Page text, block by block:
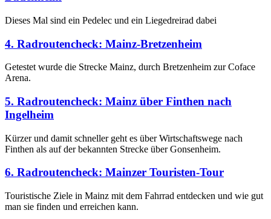
Dieses Mal sind ein Pedelec und ein Liegedreirad dabei
4. Radroutencheck: Mainz-Bretzenheim
Getestet wurde die Strecke Mainz, durch Bretzenheim zur Coface
Arena.
5. Radroutencheck: Mainz über Finthen nach
Ingelheim
Kürzer und damit schneller geht es über Wirtschaftswege nach
Finthen als auf der bekannten Strecke über Gonsenheim.
6. Radroutencheck: Mainzer Touristen-Tour
Touristische Ziele in Mainz mit dem Fahrrad entdecken und wie gut
man sie finden und erreichen kann.